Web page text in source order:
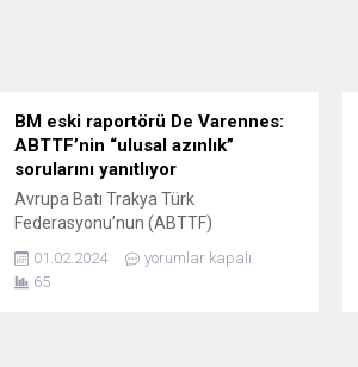
BM eski raportörü De Varennes:
ABTTF’nin “ulusal azınlık”
sorularını yanıtlıyor
Avrupa Batı Trakya Türk
Federasyonu’nun (ABTTF)
çevrim içi program serisinin onikinci
bölümü bugün 1 Şubat Perşembe
01.02.2024
yorumlar kapalı
65